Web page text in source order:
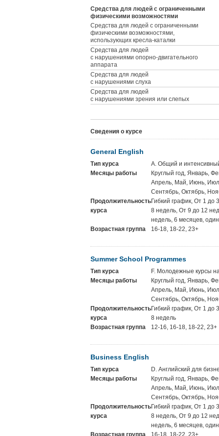
Средства для людей с ограниченными
физическими возможностями
Средства для людей с ограниченными
физическими возможностями,
использующих кресла-каталки
Средства для людей
с нарушениями опорно-двигательного
аппарата
Средства для людей
с нарушениями слуха
Средства для людей
с нарушениями зрения или слепых
Сведения о курсе
General English
Тип курса
A. Общий и
Месяцы работы
Круглый год, Январь,
Апрель, Май, Июнь,
Сентябрь, Октябрь,
Продолжительность
курса
Гибкий график, От 1 до
8 недель, От 9 до 12
недель, 6 месяцев,
Возрастная группа
16-18, 18-22, 23+
Summer School Programmes
Тип курса
F. Молодежные курсы
Месяцы работы
Круглый год, Январь,
Апрель, Май, Июнь,
Сентябрь, Октябрь,
Продолжительность
курса
Гибкий график, От 1 до
8 недель
Возрастная группа
12-16, 16-18, 18-22, 23+
Business English
Тип курса
D. Английский для
Месяцы работы
Круглый год, Январь,
Апрель, Май, Июнь,
Сентябрь, Октябрь,
Продолжительность
курса
Гибкий график, От 1 до
8 недель, От 9 до 12
недель, 6 месяцев,
Возрастная группа
16-18, 18-22, 23+